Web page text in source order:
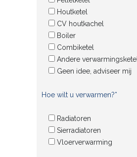
Houtketel
CV houtkachel
Boiler
Combiketel
Andere verwarmingsketel
Geen idee, adviseer mij
Hoe wilt u verwarmen?*
Radiatoren
Sierradiatoren
Vloerverwarming